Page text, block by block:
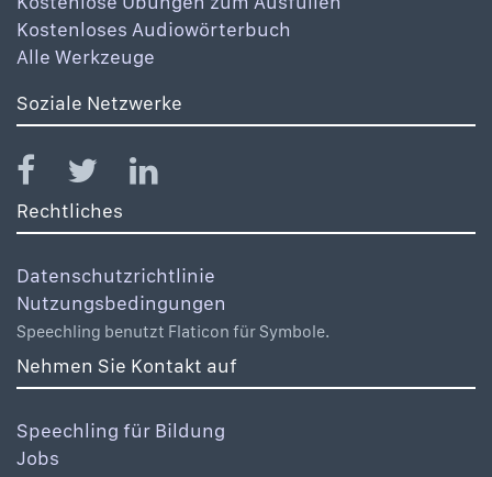
Kostenloses Audiowörterbuch
Alle Werkzeuge
Soziale Netzwerke
Rechtliches
Datenschutzrichtlinie
Nutzungsbedingungen
Speechling benutzt Flaticon für Symbole.
Nehmen Sie Kontakt auf
Speechling für Bildung
Jobs